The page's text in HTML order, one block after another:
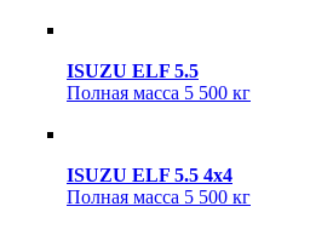
ISUZU ELF 5.5
Полная масса 5 500 кг
ISUZU ELF 5.5 4х4
Полная масса 5 500 кг